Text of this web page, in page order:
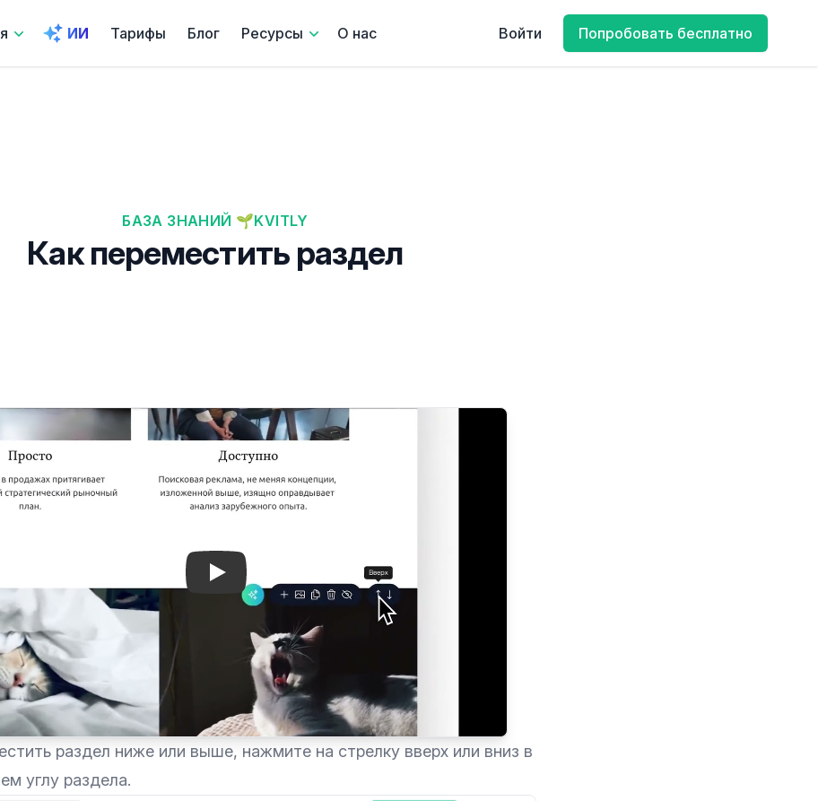
ИИ Тарифы Блог Ресурсы О нас Войти Попробовать бесплатно
БАЗА ЗНАНИЙ 🌱KVITLY
Как переместить раздел
Play: Keynote (Google I/O '18)
раздел ниже или выше, нажмите на стрелку вверх или вниз в
углу раздела.